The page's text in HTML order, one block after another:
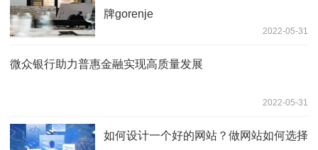
牌gorenje
2022-05-31
微众银行助力普惠金融实现高质量发展
2022-05-31
如何设计一个好的网站？做网站如何选择